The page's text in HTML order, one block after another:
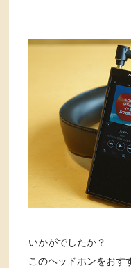
いかがでしたか？
このヘッドホンをおす